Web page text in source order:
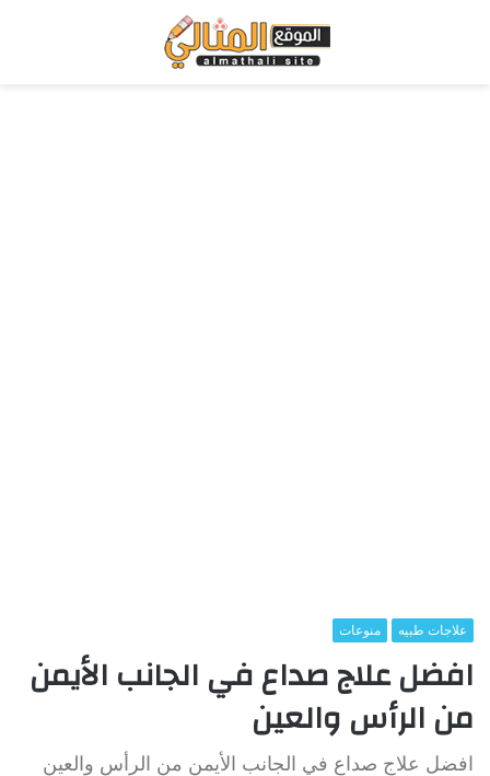
علاجات طبيه منوعات
افضل علاج صداع في الجانب الأيمن
من الرأس والعين
افضل علاج صداع في الجانب الأيمن من الرأس والعين